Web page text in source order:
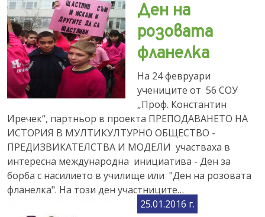
Ден на
розовата
фланелка
На 24 февруари
учениците от 56 СОУ
„Проф. Константин
Иречек“, партньор в проекта ПРЕПОДАВАНЕТО НА
ИСТОРИЯ В МУЛТИКУЛТУРНО ОБЩЕСТВО -
ПРЕДИЗВИКАТЕЛСТВА И МОДЕЛИ участваха в
интересна международна инициатива - Ден за
борба с насилието в училище или "Ден на розовата
фланелка". На този ден участниците…
25.01.2016 г.